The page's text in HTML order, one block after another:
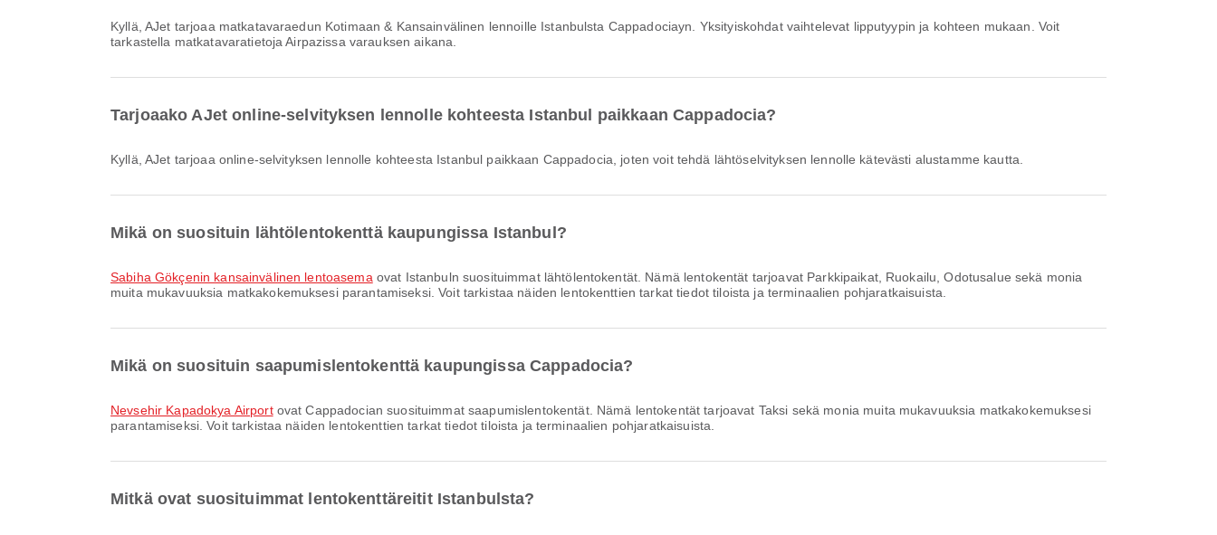
Kyllä, AJet tarjoaa matkatavaraedun Kotimaan & Kansainvälinen lennoille Istanbulsta Cappadociayn. Yksityiskohdat vaihtelevat lipputyypin ja kohteen mukaan. Voit
tarkastella matkatavaratietoja Airpazissa varauksen aikana.
Tarjoaako AJet online-selvityksen lennolle kohteesta Istanbul paikkaan Cappadocia?
Kyllä, AJet tarjoaa online-selvityksen lennolle kohteesta Istanbul paikkaan Cappadocia, joten voit tehdä lähtöselvityksen lennolle kätevästi alustamme kautta.
Mikä on suosituin lähtölentokenttä kaupungissa Istanbul?
Sabiha Gökçenin kansainvälinen lentoasema ovat Istanbuln suosituimmat lähtölentokentät. Nämä lentokentät tarjoavat Parkkipaikat, Ruokailu, Odotusalue sekä monia
muita mukavuuksia matkakokemuksesi parantamiseksi. Voit tarkistaa näiden lentokenttien tarkat tiedot tiloista ja terminaalien pohjaratkaisuista.
Mikä on suosituin saapumislentokenttä kaupungissa Cappadocia?
Nevsehir Kapadokya Airportovat Cappadocian suosituimmat saapumislentokentät. Nämä lentokentät tarjoavat Taksi sekä monia muita mukavuuksia matkakokemuksesi
parantamiseksi. Voit tarkistaa näiden lentokenttien tarkat tiedot tiloista ja terminaalien pohjaratkaisuista.
Mitkä ovat suosituimmat lentokenttäreitit Istanbulsta?